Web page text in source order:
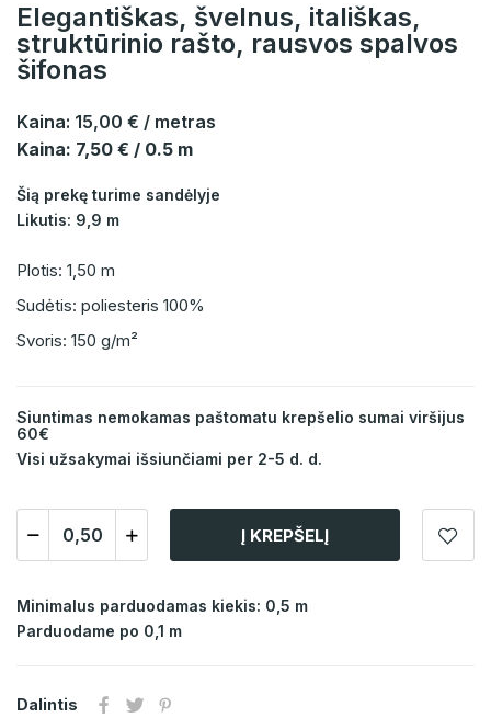
Elegantiškas, švelnus, itališkas,
struktūrinio rašto, rausvos spalvos
šifonas
Kaina: 15,00 € / metras
Kaina: 7,50 € / 0.5 m
Šią prekę turime sandėlyje
Likutis: 9,9 m
Plotis: 1,50 m
Sudėtis: poliesteris 100%
Svoris: 150 g/m²
Siuntimas nemokamas paštomatu krepšelio sumai viršijus
60€
Visi užsakymai išsiunčiami per 2-5 d. d.
Į KREPŠELĮ
Minimalus parduodamas kiekis: 0,5 m
Parduodame po 0,1 m
Dalintis